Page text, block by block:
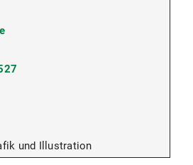
und Illustration